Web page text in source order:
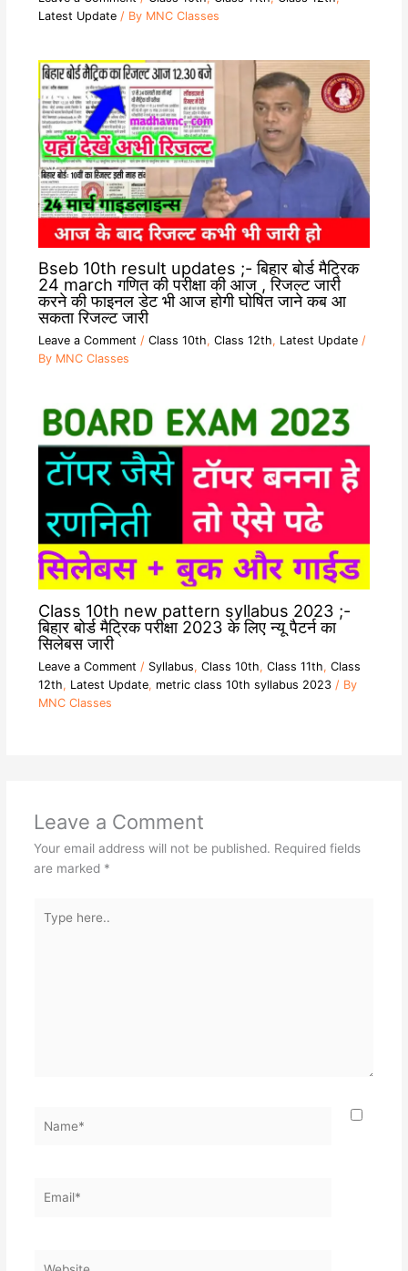
Latest Update/ By MNC Classes
Bseb 10th result updates ;- बिहार बोर्ड मैट्रिक
24 march गणित की परीक्षा की आज , रिजल्ट जारी
करने की फाइनल डेट भी आज होगी घोषित जाने कब आ
सकता रिजल्ट जारी
Leave a Comment / Class 10th, Class 12th, Latest Update/
By MNC Classes
Class 10th new pattern syllabus 2023 ;-
बिहार बोर्ड मैट्रिक परीक्षा 2023 के लिए न्यू पैटर्न का
सिलेबस जारी
Leave a Comment / Syllabus, Class 10th, Class 11th, Class
12th, Latest Update, metric class 10th syllabus 2023/ By
MNC Classes
Leave a Comment
Your email address will not be published. Required fields
are marked *
here..